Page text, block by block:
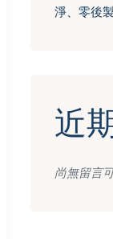
淨、零後
近
尚無留言